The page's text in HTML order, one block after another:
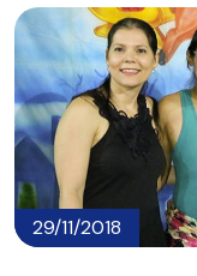
29/11/2018